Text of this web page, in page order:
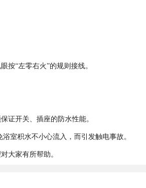
按“左零右火”的规则接线。
证开关、插座的防水性能。
室积水不小心流入，而引发触电事故。
大家有所帮助。